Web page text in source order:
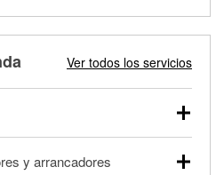
Ver todos los servicios
comerciales y
y arrancadores